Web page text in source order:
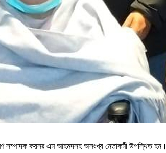
সম্পাদক কয়সর এম আহমদসহ অসংখ্য নেতাকর্মী উপস্থিত হন।